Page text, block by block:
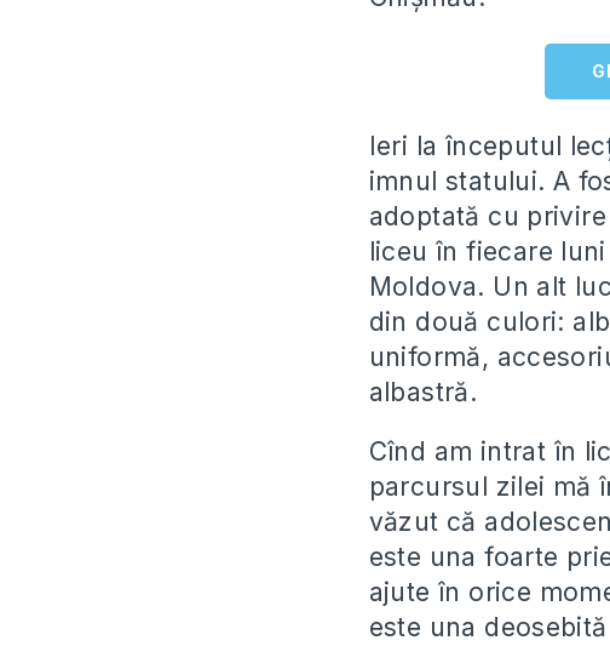
Ieri la începutul
imnul statului. A
adoptată cu
liceu în fiecare
Moldova. Un alt
din două culori:
uniformă,
albastră.
Cînd am intrat în
parcursul zilei mă
văzut că
este una foarte
ajute în orice
este una